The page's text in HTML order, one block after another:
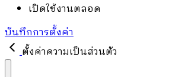
เปิดใช้งานตลอด
บันทึกการตั้งค่า
ตั้งค่าความเป็นส่วนตัว